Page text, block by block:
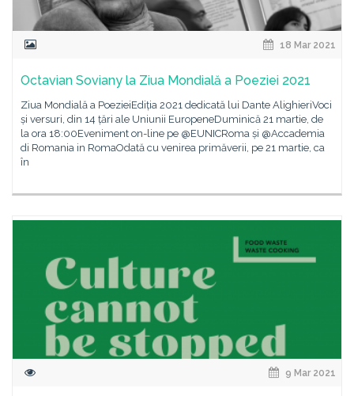
18 Mar 2021
Octavian Soviany la Ziua Mondială a Poeziei 2021
Ziua Mondială a PoezieiEdiția 2021 dedicată lui Dante AlighieriVoci
și versuri, din 14 țări ale Uniunii EuropeneDuminică 21 martie, de
la ora 18:00Eveniment on-line pe @EUNICRoma și @Accademia
di Romania in RomaOdată cu venirea primăverii, pe 21 martie, ca
în
9 Mar 2021